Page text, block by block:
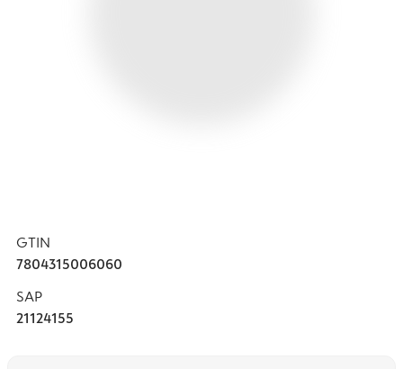
GTIN
7804315006060
SAP
21124155